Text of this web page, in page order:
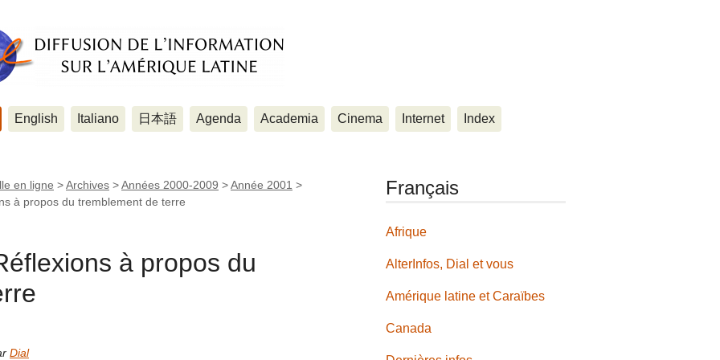
English Italiano 日本語 Agenda Academia Cinema Internet Index
en ligne >Archives >Années 2000-2009 >Année 2001 >
à propos du tremblement de terre
à propos du
Dial
Français
Afrique
AlterInfos, Dial et vous
Amérique latine et Caraïbes
Canada